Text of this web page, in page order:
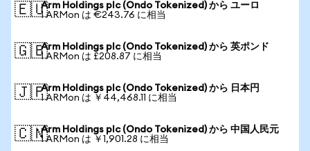
🇪🇺Arm Holdings plc (Ondo Tokenized) から ユーロ
1 ARMon は €243.76 に相当
🇬🇧Arm Holdings plc (Ondo Tokenized) から 英ポンド
1 ARMon は £208.87 に相当
🇯🇵Arm Holdings plc (Ondo Tokenized) から 日本円
1 ARMon は ￥44,468.11 に相当
🇨🇳Arm Holdings plc (Ondo Tokenized) から 中国人民元
1 ARMon は ￥1,901.28 に相当